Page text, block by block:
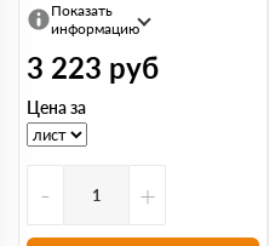
Показать
информацию
3 223 руб
Цена за
- +